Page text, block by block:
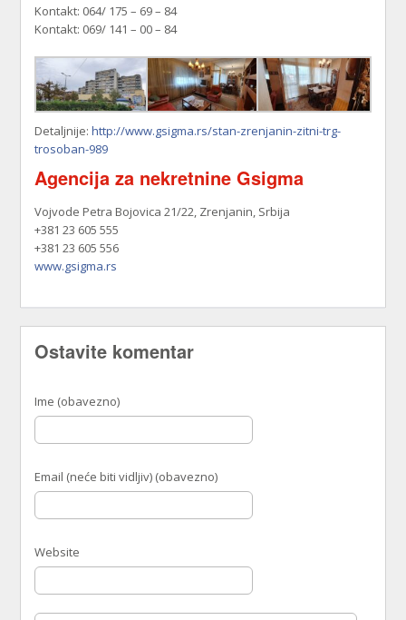
Kontakt: 064/ 175 – 69 – 84
Kontakt: 069/ 141 – 00 – 84
Detaljnije:http://www.gsigma.rs/stan-zrenjanin-zitni-trg-
trosoban-989
Agencija za nekretnine Gsigma
Vojvode Petra Bojovica 21/22, Zrenjanin, Srbija
+381 23 605 555
+381 23 605 556
www.gsigma.rs
Ostavite komentar
Ime (obavezno)
Email (neće biti vidljiv) (obavezno)
Website